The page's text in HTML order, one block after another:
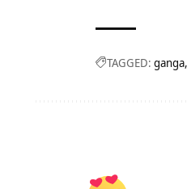
TAGGED: ganga